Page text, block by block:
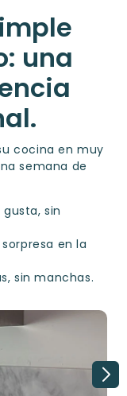
una
cocina en muy
semana de
sin
en la
sin manchas.